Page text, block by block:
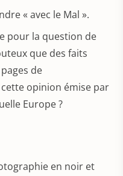
« avec le Mal ».
pour la question de
que des faits
de
opinion émise par
Europe ?
en noir et